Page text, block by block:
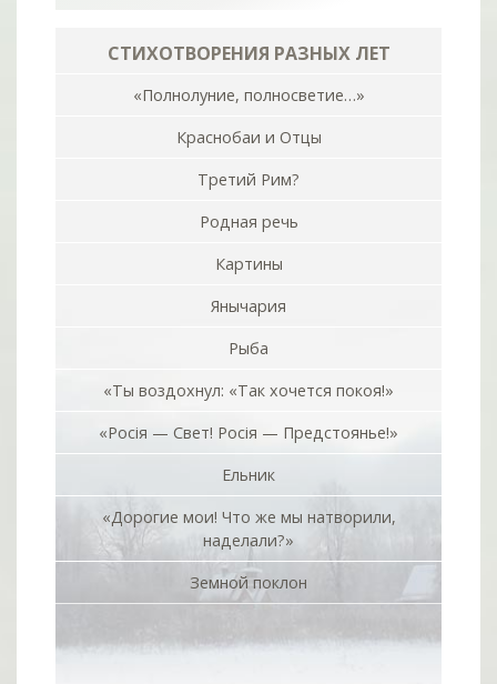
СТИХОТВОРЕНИЯ РАЗНЫХ ЛЕТ
«Полнолуние, полносветие…»
Краснобаи и Отцы
Третий Рим?
Родная речь
Картины
Янычария
Рыба
«Ты воздохнул: «Так хочется покоя!»
«Росiя — Свет! Росiя — Предстоянье!»
Ельник
«Дорогие мои! Что же мы натворили,
наделали?»
Земной поклон